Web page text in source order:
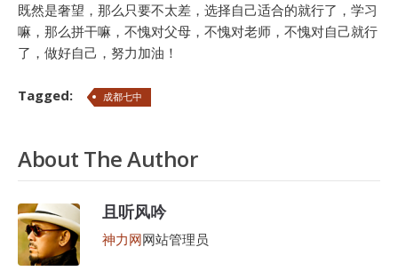
既然是奢望，那么只要不太差，选择自己适合的就行了，学习
嘛，那么拼干嘛，不愧对父母，不愧对老师，不愧对自己就行
了，做好自己，努力加油！
Tagged: 成都七中
About The Author
且听风吟
神力网网站管理员